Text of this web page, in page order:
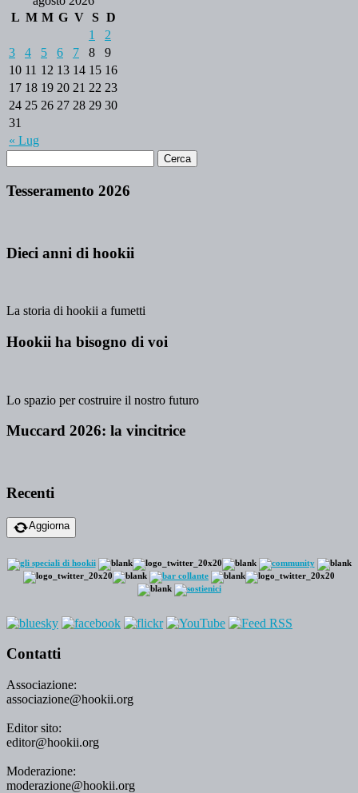
L M M G V S D
« Lug
1
2
3
4 5 6 7 8
9
10 11 12 13 14 15 16
17 18 19 20 21 22 23
24 25 26 27 28 29 30
31
Tesseramento 2026
Dieci anni di hookii
La storia di hookii a fumetti
Hookii ha bisogno di voi
Lo spazio per costruire il nostro futuro
Muccard 2026: la vincitrice
Recenti
Aggiorna
Contatti
Associazione:
associazione@hookii.org
Editor sito:
editor@hookii.org
Moderazione:
moderazione@hookii.org